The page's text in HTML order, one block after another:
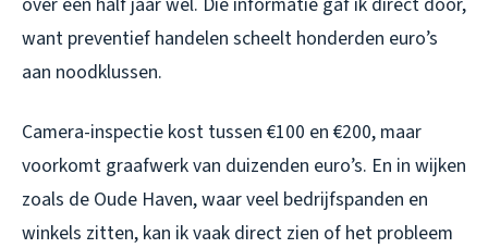
want preventief handelen scheelt honderden euro’s
aan noodklussen.
Camera-inspectie kost tussen €100 en €200, maar
voorkomt graafwerk van duizenden euro’s. En in wijken
zoals de Oude Haven, waar veel bedrijfspanden en
winkels zitten, kan ik vaak direct zien of het probleem